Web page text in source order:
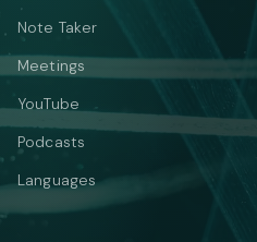
Note Taker
Meetings
YouTube
Podcasts
Languages